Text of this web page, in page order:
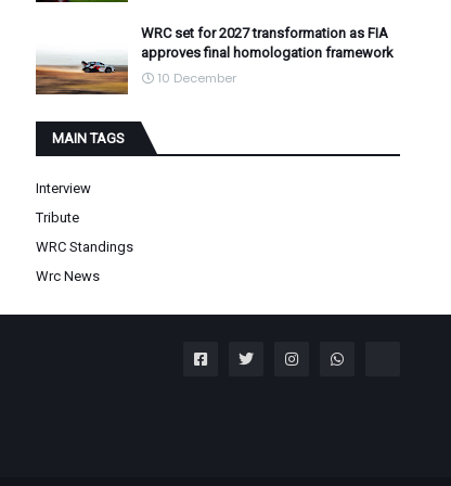
WRC set for 2027 transformation as FIA
approves final homologation framework
10 December
MAIN TAGS
Interview
Tribute
WRC Standings
Wrc News